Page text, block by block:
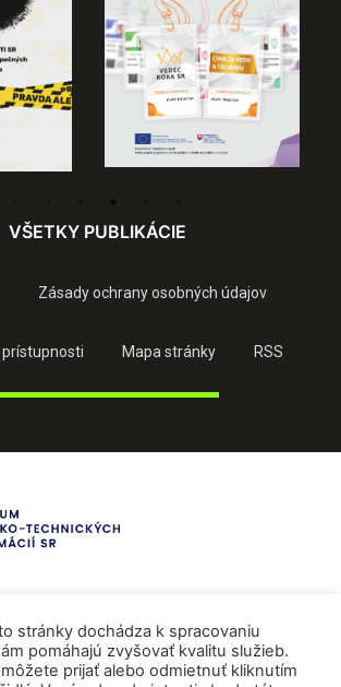
VŠETKY PUBLIKÁCIE
Zásady ochrany osobných údajov
Mapa stránky RSS
stránky dochádza k spracovaniu
pomáhajú zvyšovať kvalitu služieb.
prijať alebo odmietnuť kliknutím